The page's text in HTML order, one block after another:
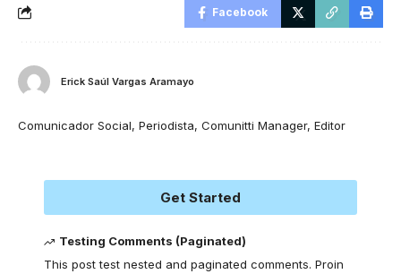
Facebook
Erick Saúl Vargas Aramayo
Comunicador Social, Periodista, Comunitti Manager, Editor
Get Started
Testing Comments (Paginated)
This post test nested and paginated comments. Proin